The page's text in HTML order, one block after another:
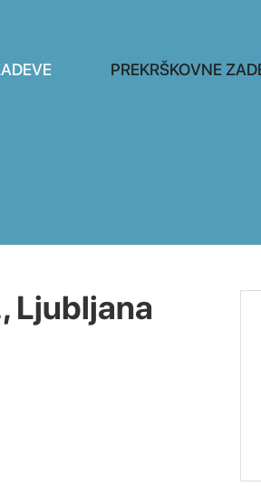
PREKRŠKOVNE
Ljubljana